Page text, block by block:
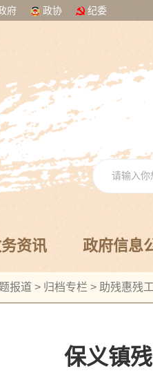
府 政协 纪委
资讯 政府信息
报道 > 归档专栏 > 助残惠残
保义镇